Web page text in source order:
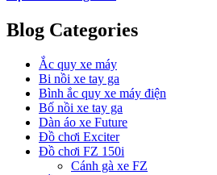
Blog Categories
Ắc quy xe máy
Bi nồi xe tay ga
Bình ắc quy xe máy điện
Bố nồi xe tay ga
Dàn áo xe Future
Đồ chơi Exciter
Đồ chơi FZ 150i
Cánh gà xe FZ